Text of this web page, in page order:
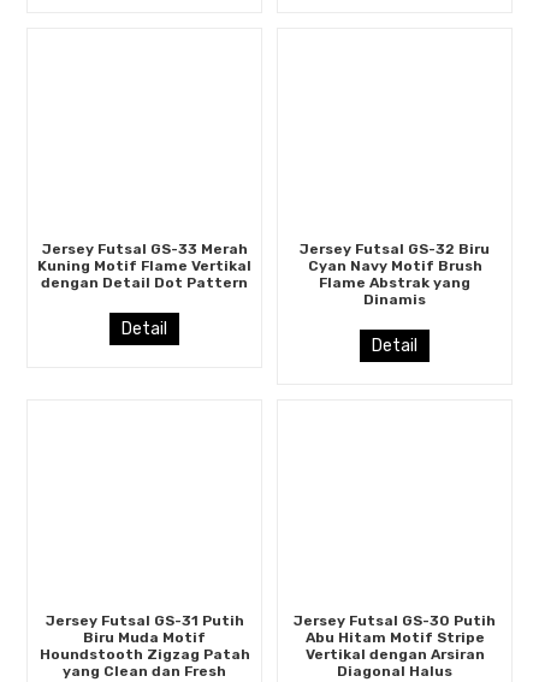
Jersey Futsal GS-33 Merah
Kuning Motif Flame Vertikal
dengan Detail Dot Pattern
Detail
Jersey Futsal GS-32 Biru
Cyan Navy Motif Brush
Flame Abstrak yang
Dinamis
Detail
Jersey Futsal GS-31 Putih
Biru Muda Motif
Houndstooth Zigzag Patah
yang Clean dan Fresh
Jersey Futsal GS-30 Putih
Abu Hitam Motif Stripe
Vertikal dengan Arsiran
Diagonal Halus